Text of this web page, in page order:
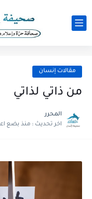
مقالات إنسان
من ذاتي لذاتي
المحرر
اخر تحديث : منذ بضع